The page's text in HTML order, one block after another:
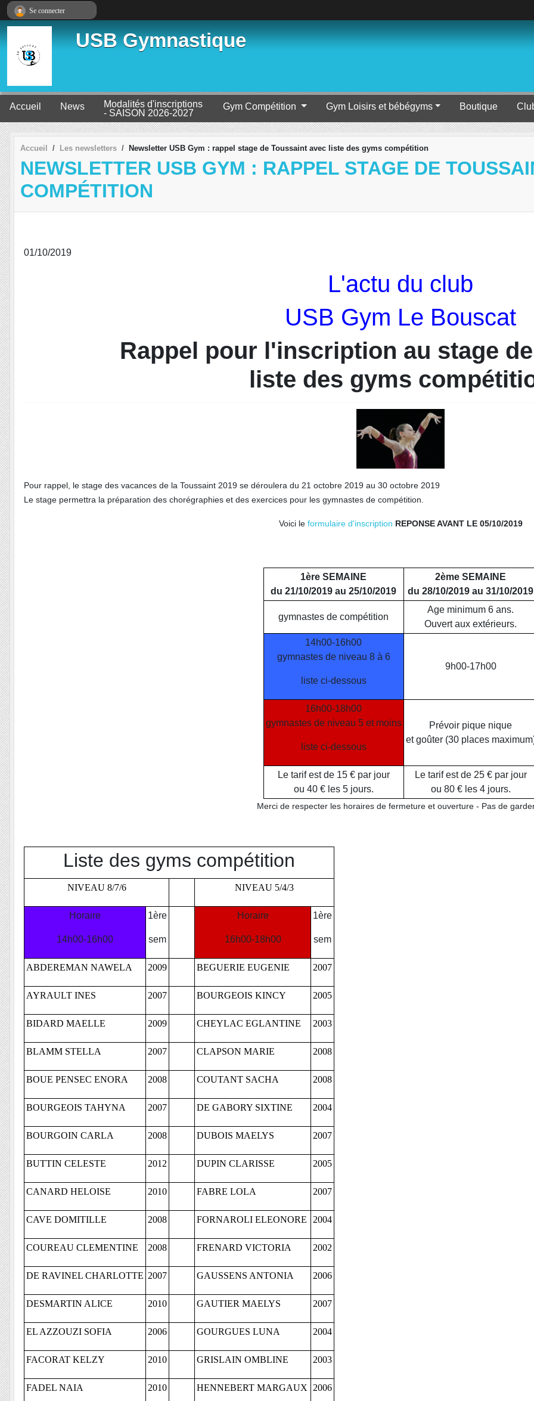
USB Gymnastique
Accueil News
Modalités d'inscriptions
- SAISON 2026-2027
Gym Compétition Gym Loisirs et bébégyms Boutique
Accueil Les newsletters Newsletter USB Gym : rappel stage de Toussaint avec liste des gyms compétition
NEWSLETTER USB GYM : RAPPEL STAGE DE
COMPÉTITION
01/10/2019
L'actu du club
USB Gym Le Bouscat
Rappel pour l'inscription au stage
liste des gyms
Pour rappel, le stage des vacances de la Toussaint 2019 se déroulera du 21 octobre 2019 au 30 octobre 2019
Le stage permettra la préparation des chorégraphies et des exercices pour les gymnastes de compétition.
Voici le formulaire d'inscription REPONSE AVANT LE 05/10/2019
1ère SEMAINE
du 21/10/2019 au 25/10/2019
2ème SEMAINE
du 28/10/2019 au 31/10/2019
gymnastes de compétition
Age minimum 6 ans.
Ouvert aux extérieurs.
14h00-16h00
gymnastes de niveau 8 à 6
liste ci-dessous
9h00-17h00
16h00-18h00
gymnastes de niveau 5 et moins
liste ci-dessous
Prévoir pique nique
et goûter (30 places
Le tarif est de 15 € par jour
ou 40 € les 5 jours.
Le tarif est de 25 € par jour
ou 80 € les 4 jours.
Merci de respecter les horaires de fermeture et ouverture - Pas de
Liste des gyms compétition
NIVEAU 8/7/6 NIVEAU 5/4/3
Horaire
14h00-16h00
1ère
sem
Horaire
16h00-18h00
1ère
sem
ABDEREMAN NAWELA 2009 BEGUERIE EUGENIE 2007
AYRAULT INES 2007 BOURGEOIS KINCY 2005
BIDARD MAELLE 2009 CHEYLAC EGLANTINE 2003
BLAMM STELLA 2007 CLAPSON MARIE 2008
BOUE PENSEC ENORA 2008 COUTANT SACHA 2008
BOURGEOIS TAHYNA 2007 DE GABORY SIXTINE 2004
BOURGOIN CARLA 2008 DUBOIS MAELYS 2007
BUTTIN CELESTE 2012 DUPIN CLARISSE 2005
CANARD HELOISE 2010 FABRE LOLA 2007
CAVE DOMITILLE 2008 FORNAROLI ELEONORE 2004
COUREAU CLEMENTINE 2008 FRENARD VICTORIA 2002
DE RAVINEL CHARLOTTE 2007 GAUSSENS ANTONIA 2006
DESMARTIN ALICE 2010 GAUTIER MAELYS 2007
EL AZZOUZI SOFIA 2006 GOURGUES LUNA 2004
FACORAT KELZY 2010 GRISLAIN OMBLINE 2003
FADEL NAIA 2010 HENNEBERT MARGAUX 2006
Se connecter
Panneau de gestion des cookies